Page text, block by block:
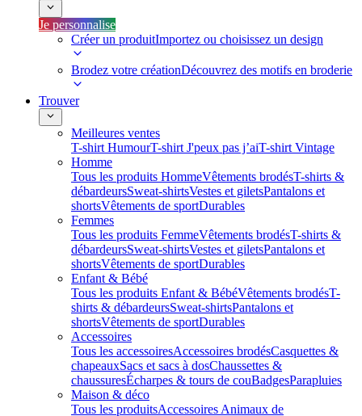
Je personnalise
Créer un produitImportez ou choisissez un design
Brodez votre créationDécouvrez des motifs en broderie
Trouver
Meilleures ventes
T-shirt HumourT-shirt J'peux pas j’aiT-shirt Vintage
Homme
Tous les produits HommeVêtements brodésT-shirts &
débardeursSweat-shirtsVestes et giletsPantalons et
shortsVêtements de sportDurables
Femmes
Tous les produits FemmeVêtements brodésT-shirts &
débardeursSweat-shirtsVestes et giletsPantalons et
shortsVêtements de sportDurables
Enfant & Bébé
Tous les produits Enfant & BébéVêtements brodésT-
shirts & débardeursSweat-shirtsPantalons et
shortsVêtements de sportDurables
Accessoires
Tous les accessoiresAccessoires brodésCasquettes &
chapeauxSacs et sacs à dosChaussettes &
chaussuresÉcharpes & tours de couBadgesParapluies
Maison & déco
Tous les produitsAccessoires Animaux de